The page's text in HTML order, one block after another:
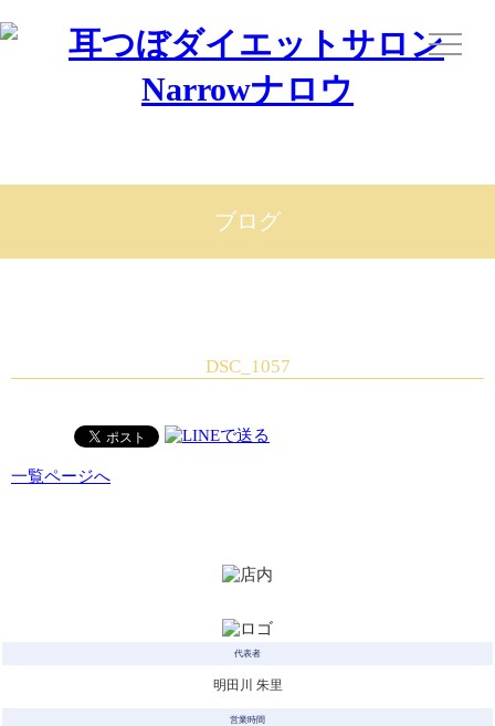
ブログ
DSC_1057
一覧ページへ
代表者
明田川 朱里
営業時間